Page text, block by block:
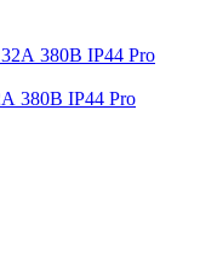
380В IP44 Pro